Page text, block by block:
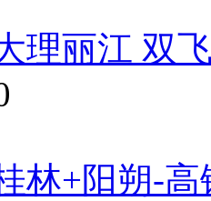
理丽江 双
林+阳朔-高